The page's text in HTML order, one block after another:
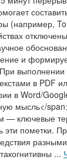
(например,
и
в PDF
в Word/
мысль</
— ключевые
эти пометки.
...